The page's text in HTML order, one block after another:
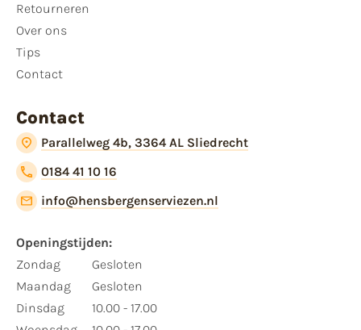
Retourneren
Over ons
Tips
Contact
Contact
Parallelweg 4b, 3364 AL Sliedrecht
0184 41 10 16
info@hensbergenserviezen.nl
Openingstijden:​
​Zondag
Maandag
Dinsdag
Gesloten
Gesloten
10.00 - 17.00